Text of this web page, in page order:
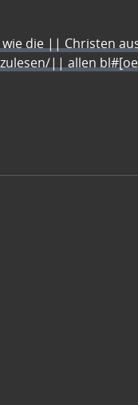
die || Christen
|| allen